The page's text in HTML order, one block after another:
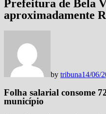
Prefeitura de Bela
aproximadamente
by tribuna14/06/
Folha salarial consome
município